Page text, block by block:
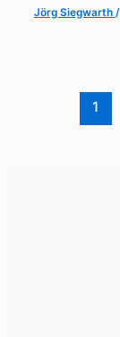
Jörg Siegwarth /
1